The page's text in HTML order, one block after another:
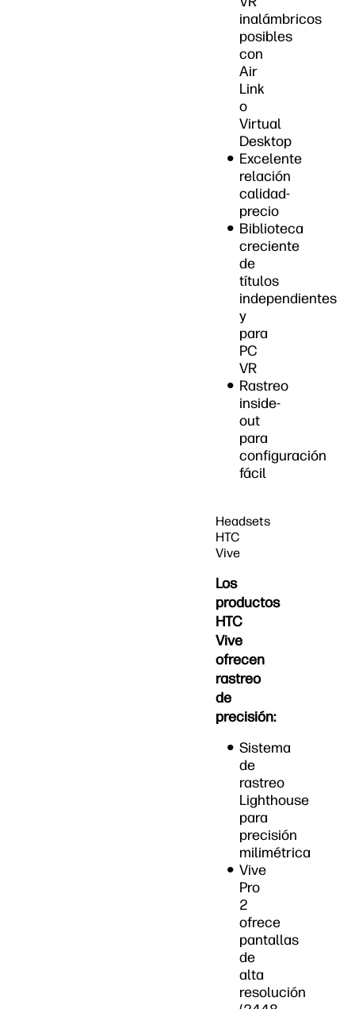
inalámbricos
posibles
con
Air
Link
o
Virtual
Desktop
Excelente
relación
calidad-
precio
Biblioteca
creciente
de
títulos
independientes
y
para
PC
VR
Rastreo
inside-
out
para
configuración
fácil
Headsets
HTC
Vive
Los
productos
HTC
Vive
ofrecen
rastreo
de
precisión:
Sistema
de
rastreo
Lighthouse
para
precisión
milimétrica
Vive
Pro
2
ofrece
pantallas
de
alta
resolución